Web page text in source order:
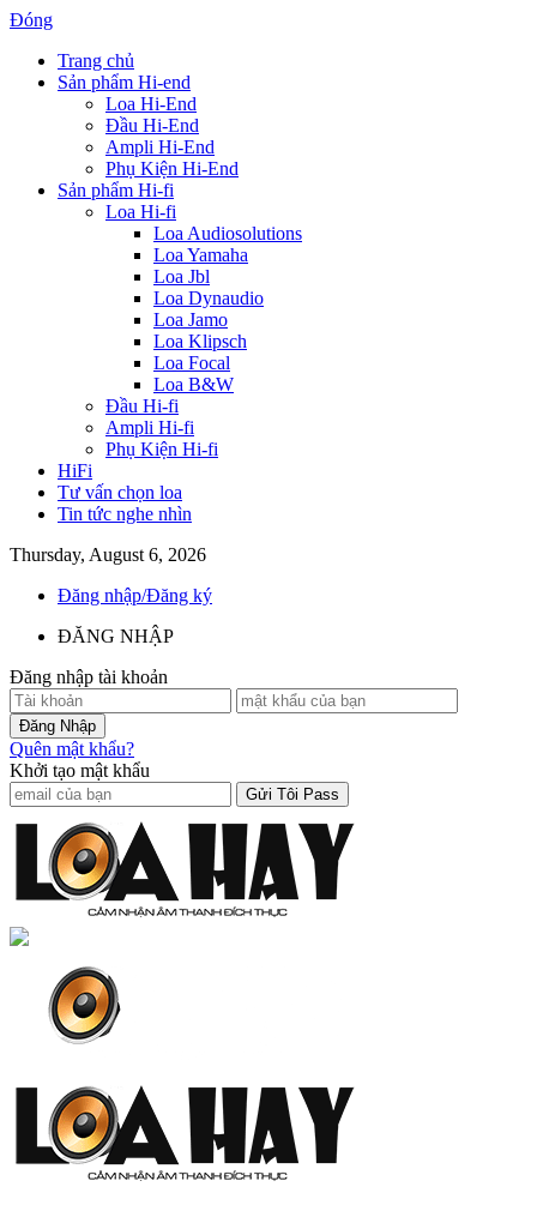
Đóng
Trang chủ
Sản phẩm Hi-end
Loa Hi-End
Đầu Hi-End
Ampli Hi-End
Phụ Kiện Hi-End
Sản phẩm Hi-fi
Loa Hi-fi
Loa Audiosolutions
Loa Yamaha
Loa Jbl
Loa Dynaudio
Loa Jamo
Loa Klipsch
Loa Focal
Loa B&W
Đầu Hi-fi
Ampli Hi-fi
Phụ Kiện Hi-fi
HiFi
Tư vấn chọn loa
Tin tức nghe nhìn
Thursday, August 6, 2026
Đăng nhập/Đăng ký
ĐĂNG NHẬP
Đăng nhập tài khoản
Quên mật khẩu?
Khởi tạo mật khẩu